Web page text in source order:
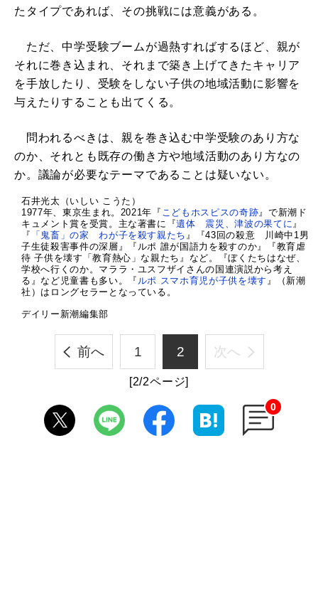
たタイプであれば、その挑戦には意義がある。
ただ、中学受験ブームが過熱すればするほど、親が
それに巻き込まれ、それまで築き上げてきたキャリア
を手放したり、受験をしない子供の地域活動に影響を
与えたりすることも出てくる。
問われるべきは、親を巻き込む中学受験のあり方な
のか、それとも既存の働き方や地域活動のあり方なの
か。議論が必要なテーマであることは疑いない。
石井光太（いしい こうた）
1977年、東京生まれ。2021年『 こどもホスピスの奇跡 』で新潮ド
キュメント賞を受賞。主な著書に『遺体 震災、津波の果てに 』
『 「鬼畜」の家 わが子を殺す親たち 』『43回の殺意 川崎中1男
子生徒殺害事件の深層』『ルポ 誰が国語力を殺すのか』『教育虐
待 子供を壊す「教育熱心」な親たち』など。『ぼくたちはなぜ、
学校へ行くのか。マララ・ユスフザイさんの国連演説から考え
る』など児童書も多い。『 ルポ スマホ育児が子供を壊す 』（新潮
社）はロングセラーとなっている。
デイリー新潮編集部
前へ 1 2 次へ
[2/2ページ]
0